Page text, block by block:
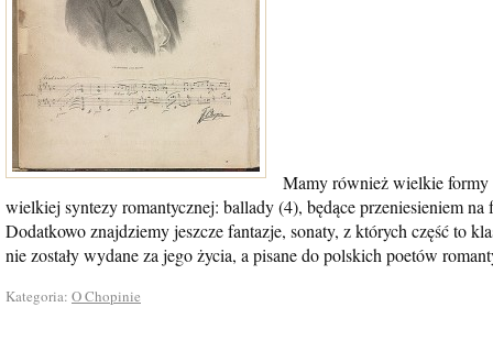
Mamy również wielkie formy
wielkiej syntezy romantycznej: ballady (4), będące przeniesieniem
Dodatkowo znajdziemy jeszcze fantazje, sonaty, z których część to
nie zostały wydane za jego życia, a pisane do polskich poetów
Kategoria: O Chopinie